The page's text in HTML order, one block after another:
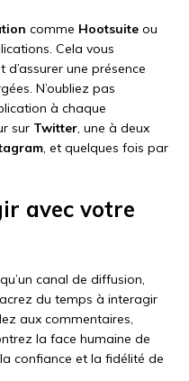
comme Hootsuite ou
Cela vous
une présence
N’oubliez pas
à chaque
sur Twitter, une à deux
, et quelques fois par
avec votre
canal de diffusion,
du temps à interagir
aux commentaires,
la face humaine de
confiance et la fidélité de